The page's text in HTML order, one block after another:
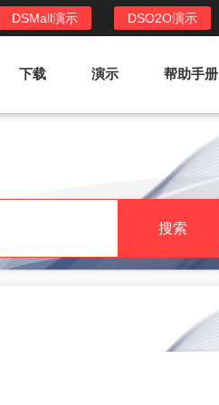
DSO2O演示
DSMall演示
功能列表
提供新零售线上化经营管理工具，基于
LBS定位，只为让更多客户、多次到店
费
下载 演示 帮助手册
搜索